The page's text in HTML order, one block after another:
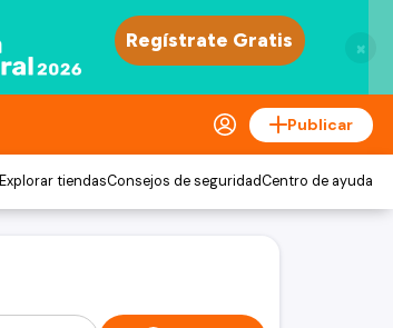
×
Publicar
Explorar tiendasConsejos de seguridadCentro de ayuda